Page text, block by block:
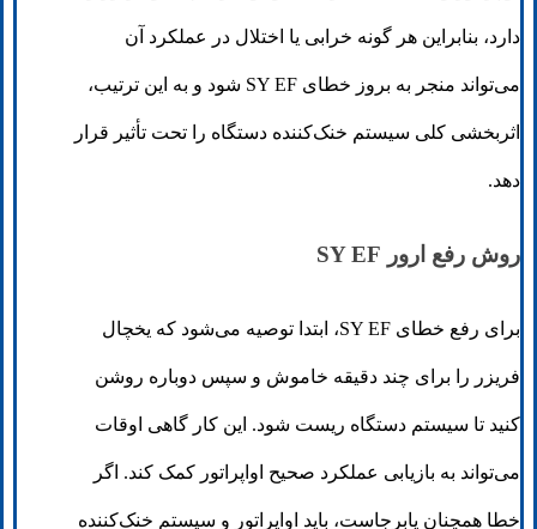
دارد، بنابراین هر گونه خرابی یا اختلال در عملکرد آن
می‌تواند منجر به بروز خطای SY EF شود و به این ترتیب،
اثربخشی کلی سیستم خنک‌کننده دستگاه را تحت تأثیر قرار
دهد.
روش رفع ارور SY EF
برای رفع خطای SY EF، ابتدا توصیه می‌شود که یخچال
فریزر را برای چند دقیقه خاموش و سپس دوباره روشن
کنید تا سیستم دستگاه ریست شود. این کار گاهی اوقات
می‌تواند به بازیابی عملکرد صحیح اواپراتور کمک کند. اگر
خطا همچنان پابرجاست، باید اواپراتور و سیستم خنک‌کننده